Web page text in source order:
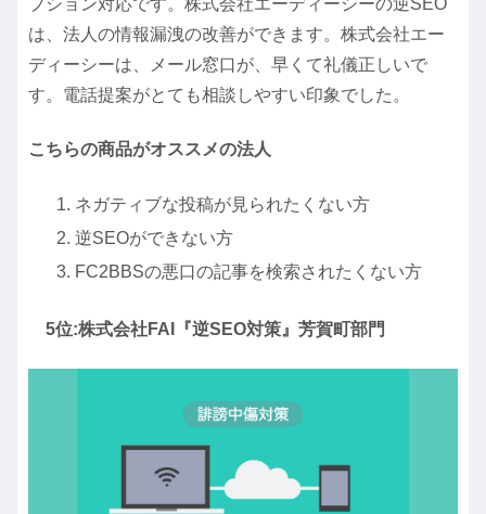
プション対応です。株式会社エーディーシーの逆SEO
は、法人の情報漏洩の改善ができます。株式会社エー
ディーシーは、メール窓口が、早くて礼儀正しいで
す。電話提案がとても相談しやすい印象でした。
こちらの商品がオススメの法人
ネガティブな投稿が見られたくない方
逆SEOができない方
FC2BBSの悪口の記事を検索されたくない方
5位:株式会社FAI『逆SEO対策』芳賀町部門